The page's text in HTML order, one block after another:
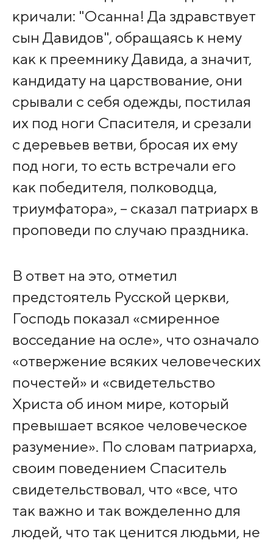
кричали: "Осанна! Да здравствует
сын Давидов", обращаясь к нему
как к преемнику Давида, а значит,
кандидату на царствование, они
срывали с себя одежды, постилая
их под ноги Спасителя, и срезали
с деревьев ветви, бросая их ему
под ноги, то есть встречали его
как победителя, полководца,
триумфатора», – сказал патриарх в
проповеди по случаю праздника.
В ответ на это, отметил
предстоятель Русской церкви,
Господь показал «смиренное
восседание на осле», что означало
«отвержение всяких человеческих
почестей» и «свидетельство
Христа об ином мире, который
превышает всякое человеческое
разумение». По словам патриарха,
своим поведением Спаситель
свидетельствовал, что «все, что
так важно и так вожделенно для
людей, что так ценится людьми, не